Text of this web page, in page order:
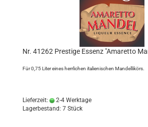
Nr. 41262 Prestige Essenz "Amaretto
Für 0,75 Liter eines herrlichen italienischen Mandellikörs.
Lieferzeit:
2-4 Werktage
Lagerbestand: 7 Stück